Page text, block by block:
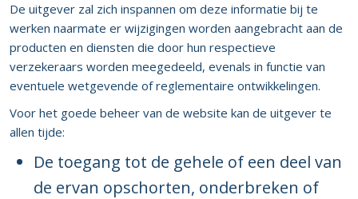
De uitgever zal zich inspannen om deze informatie bij te
werken naarmate er wijzigingen worden aangebracht aan de
producten en diensten die door hun respectieve
verzekeraars worden meegedeeld, evenals in functie van
eventuele wetgevende of reglementaire ontwikkelingen.
Voor het goede beheer van de website kan de uitgever te
allen tijde:
De toegang tot de gehele of een deel van
de ervan opschorten, onderbreken of